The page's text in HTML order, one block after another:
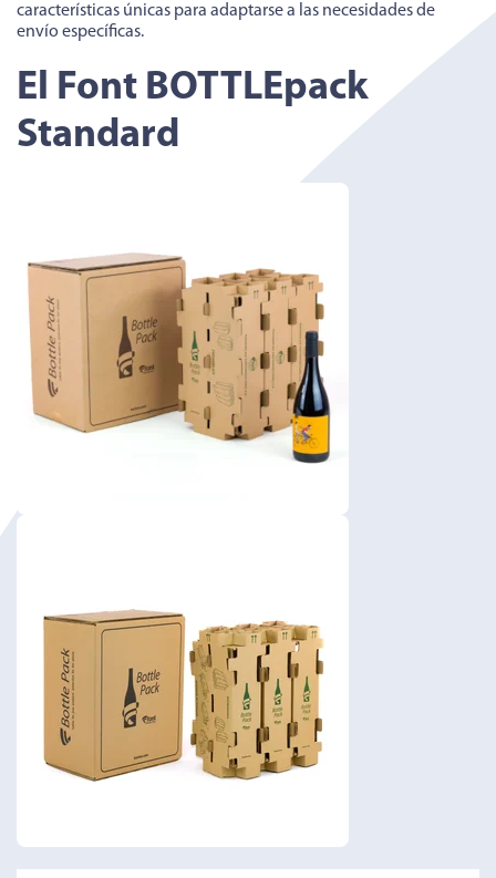
características únicas para adaptarse a las necesidades de
envío específicas.
El Font BOTTLEpack
Standard